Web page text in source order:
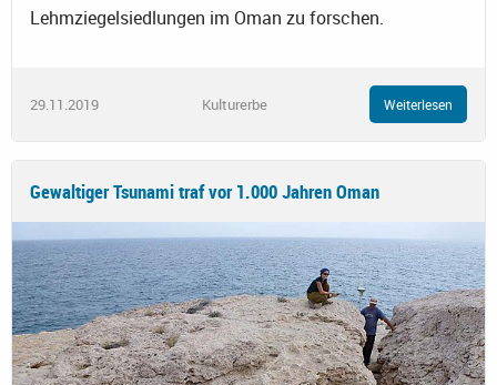
Lehmziegelsiedlungen im Oman zu forschen.
29.11.2019 Kulturerbe Weiterlesen
Gewaltiger Tsunami traf vor 1.000 Jahren Oman